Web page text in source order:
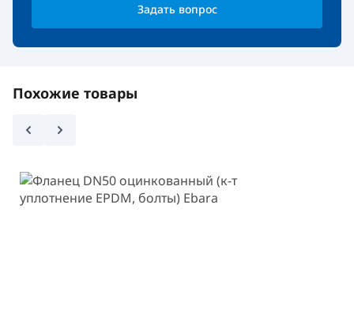
Задать вопрос
Похожие товары